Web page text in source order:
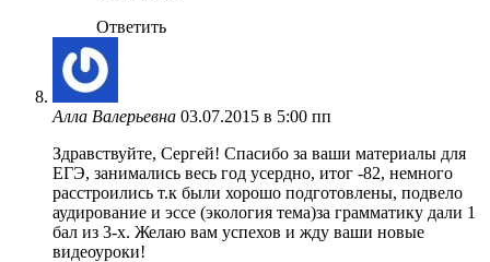
Ответить
Алла Валерьевна 03.07.2015 в 5:00 пп
Здравствуйте, Сергей! Спасибо за ваши материалы для
ЕГЭ, занимались весь год усердно, итог -82, немного
расстроились т.к были хорошо подготовлены, подвело
аудирование и эссе (экология тема)за грамматику дали 1
бал из 3-х. Желаю вам успехов и жду ваши новые
видеоуроки!